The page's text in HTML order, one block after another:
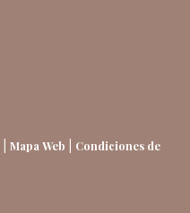
| Mapa Web | Condiciones de